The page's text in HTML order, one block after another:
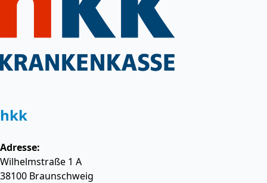
hkk
Adresse:
Wilhelmstraße 1 A
38100 Braunschweig